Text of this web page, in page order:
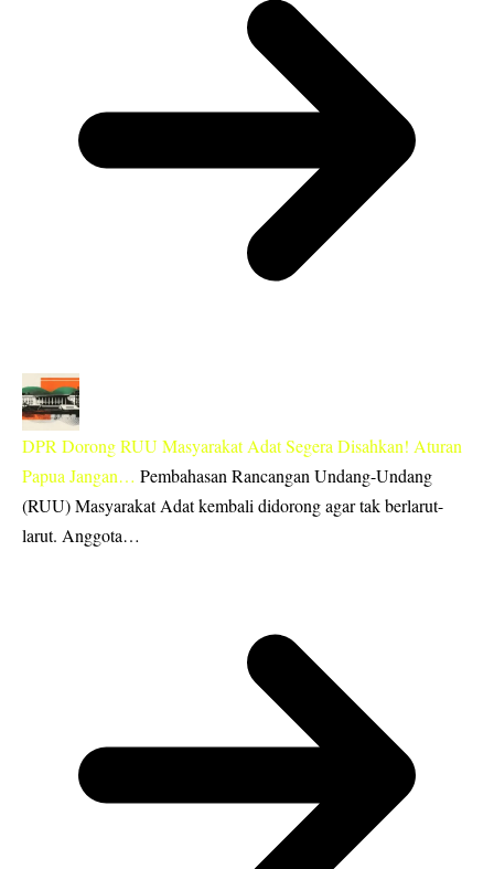
DPR Dorong RUU Masyarakat Adat Segera Disahkan! Aturan
Papua Jangan… Pembahasan Rancangan Undang-Undang
(RUU) Masyarakat Adat kembali didorong agar tak berlarut-
larut. Anggota…